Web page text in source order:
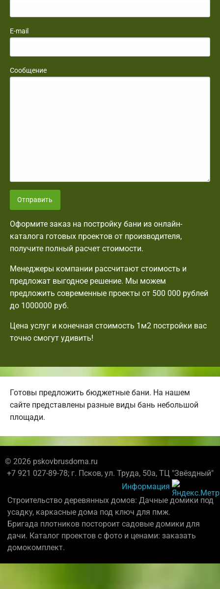
E-mail
Сообщение
Отправить
Оформите заказ на постройку бани из онлайн-
каталога готовых проектов от производителя,
получите полный расчет стоимости.
Менеджеры компании рассчитают стоимость и
предложат выгодное решение. Мы можем
предложить современные проекты от 500 000 рублей
до 1000000 руб.
Цена услуг и конечная стоимость 1м2 постройки вас
точно смогут удивить!
Готовы предложить бюджетные бани. На нашем
сайте представлены разные виды бань небольшой
площади.
© 2026 pskovbrusdoma.ru
+7 921 027-89-78; г. Псков, ул. Труда, 50а, ТЦ "Звёздный"
Информация
Строительство деревянных домов: Дачные домики под
усадку, каркасные дома под ключ для пмж.
Бригада плотников постороит садовые домики для
дачи. Каталог проектов с фото и ценами: заказать
домокомплект.